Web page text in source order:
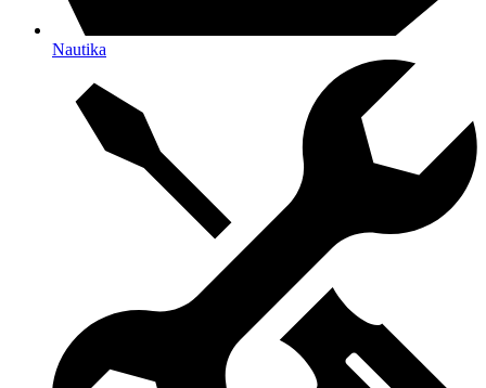
Nautika